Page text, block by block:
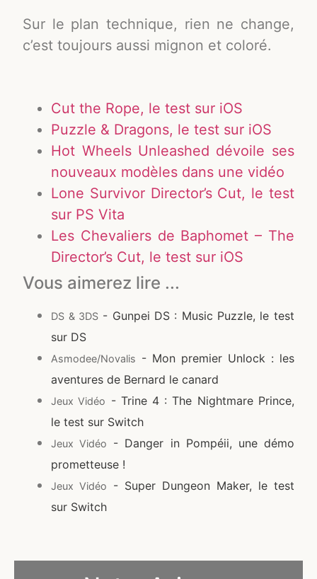
Sur le plan technique, rien ne change,
c’est toujours aussi mignon et coloré.
Cut the Rope, le test sur iOS
Puzzle & Dragons, le test sur iOS
Hot Wheels Unleashed dévoile ses
nouveaux modèles dans une vidéo
Lone Survivor Director’s Cut, le test
sur PS Vita
Les Chevaliers de Baphomet – The
Director’s Cut, le test sur iOS
Vous aimerez lire ...
DS & 3DS- Gunpei DS : Music Puzzle, le test
sur DS
Asmodee/Novalis - Mon premier Unlock : les
aventures de Bernard le canard
Jeux Vidéo - Trine 4 : The Nightmare Prince,
le test sur Switch
Jeux Vidéo
- Danger in Pompéii, une démo
prometteuse !
Jeux Vidéo
- Super Dungeon Maker, le test
sur Switch